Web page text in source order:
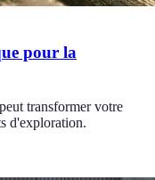
pour la
transformer votre
d'exploration.